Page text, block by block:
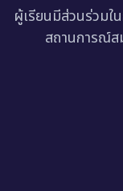
ผู้เรียนมีส่วนร่วมใ
สถานการณ์ส